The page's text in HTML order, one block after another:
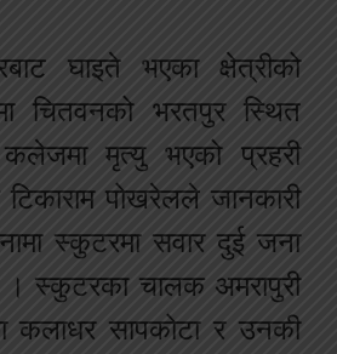
घाइते भएका क्षेत्रीको
चितवनको भरतपुर स्थित
मृत्यु भएको प्रहरी
पोखरेलले जानकारी
स्कुटरमा सवार दुई जना
स्कुटरका चालक अमरापुरी
कलाधर सापकोटा र उनकी